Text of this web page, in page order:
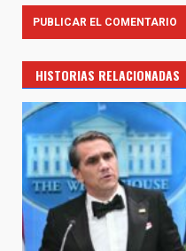
HISTORIAS RELACIONADAS